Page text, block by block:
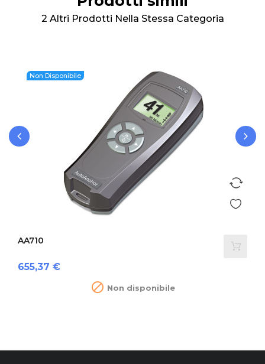
2 Altri Prodotti Nella Stessa Categoria
Non Disponibile
AA710
Prezzo
655,37 €
 Non disponibile